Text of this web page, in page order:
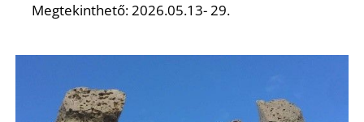
Megtekinthető: 2026.05.13- 29.